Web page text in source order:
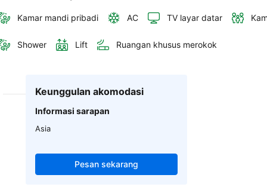
Kamar mandi pribadi AC TV layar datar
Shower Lift Ruangan khusus merokok
Keunggulan akomodasi
Informasi sarapan
Asia
Pesan sekarang